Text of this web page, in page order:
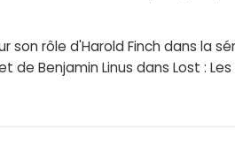
son rôle d'Harold Finch dans la
Benjamin Linus dans Lost : Les